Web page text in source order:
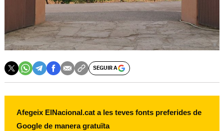
SEGUIR A
Afegeix ElNacional.cat a les teves fonts preferides de
Google de manera gratuïta